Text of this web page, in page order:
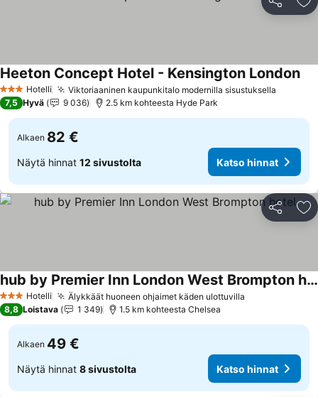
Jaa
3 Tähtiluokitus
Hotelli Viktoriaaninen kaupunkitalo modernilla sisustuksella
Heeton Concept Hotel - Kensington London
7,5 Hyvä 9 036 2.5 km kohteesta Hyde Park
Alkaen 82 €
Näytä hinnat 12 sivustolta Katso hinnat
Jaa
3 Tähtiluokitus
Hotelli Älykkäät huoneen ohjaimet käden ulottuvilla
hub by Premier Inn London West Brompton hotel
8,8 Loistava 1 349 1.5 km kohteesta Chelsea
Alkaen 49 €
Näytä hinnat 8 sivustolta Katso hinnat